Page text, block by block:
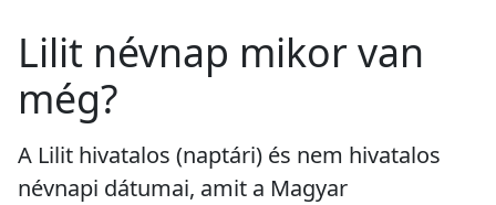
Lilit névnap mikor van
még?
A Lilit hivatalos (naptári) és nem hivatalos
névnapi dátumai, amit a Magyar